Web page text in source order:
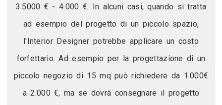
3.5000 € - 4.000 €. In alcuni casi, quando si tratta
ad esempio del progetto di un piccolo spazio,
l'Interior Designer potrebbe applicare un costo
forfettario. Ad esempio per la progettazione di un
piccolo negozio di 15 mq può richiedere da 1.000€
a 2.000 €, ma se dovrà consegnare il progetto